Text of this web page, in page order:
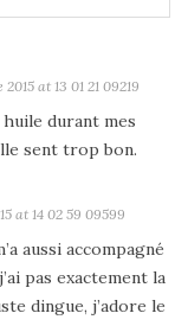
at 13 01 21 09219
durant mes
sent trop bon.
at 14 02 59 09599
aussi accompagné
pas exactement la
dingue, j’adore le